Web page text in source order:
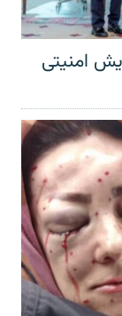
امنیتی